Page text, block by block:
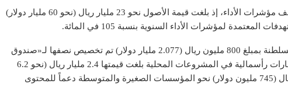
كما أكد تحقيق نمو «ملحوظ» عبر مختلف مؤشرات الأداء، إذ بلغت قيمة الأصول نحو 23 مليار ريال (نحو 60 مليار دولار)
لمؤشرات الأداء السنوية بنسبة 105 في المائة.
ولفت البيان إلى رفد الموازنة العامة للسلطنة بمبلغ 800 مليون ريال (2.077 مليار دولار) تم تخصيص نصفها لـ«صندوق
عمان المستقبل» إلى جانب ضخ استثمارات رأسمالية في المشروعات المحلية بلغت قيمتها 2.4 مليار ريال (نحو 6.2
مليار دولار) وتوجيه إنفاق 287 مليون ريال (745 مليون دولار) نحو المؤسسات الصغيرة والمتوسطة دعماً للمحتوى